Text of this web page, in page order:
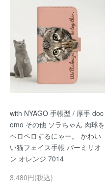
with NYAGO 手帳型 / 厚手 doc
omo その他 ソラちゃん 肉球を
ペロペロするにゃー。 かわい
い猫フェイス手帳 バーミリオ
ン オレンジ 7014
3,480円(税込)